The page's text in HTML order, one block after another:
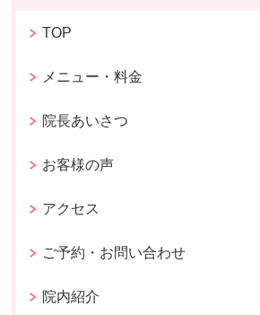
TOP
メニュー・料金
院長あいさつ
お客様の声
アクセス
ご予約・お問い合わせ
院内紹介